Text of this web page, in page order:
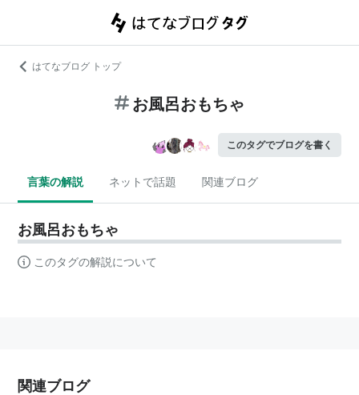
はてなブログ トップ
お風呂おもちゃ
このタグでブログを書く
言葉の解説 ネットで話題 関連ブログ
お風呂おもちゃ
このタグの解説について
関連ブログ